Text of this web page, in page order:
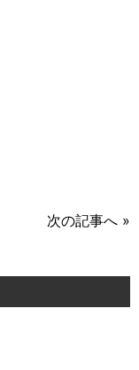
次の記事へ »